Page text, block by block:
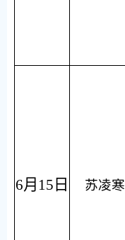
6月15日 苏凌寒